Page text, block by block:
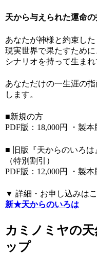
天から与えられた運命
あなたが神様と約束し
現実世界で果たすため
シナリオを持って生まれ
あなただけの一生涯の
します。
■新規の方
PDF版：18,000円 ・製本
■ 旧版『天からのいろ
（特別割引）
PDF版：12,000円 ・製本
▼ 詳細・お申し込みは
新★天からのいろは
カミノミヤの天
ップ